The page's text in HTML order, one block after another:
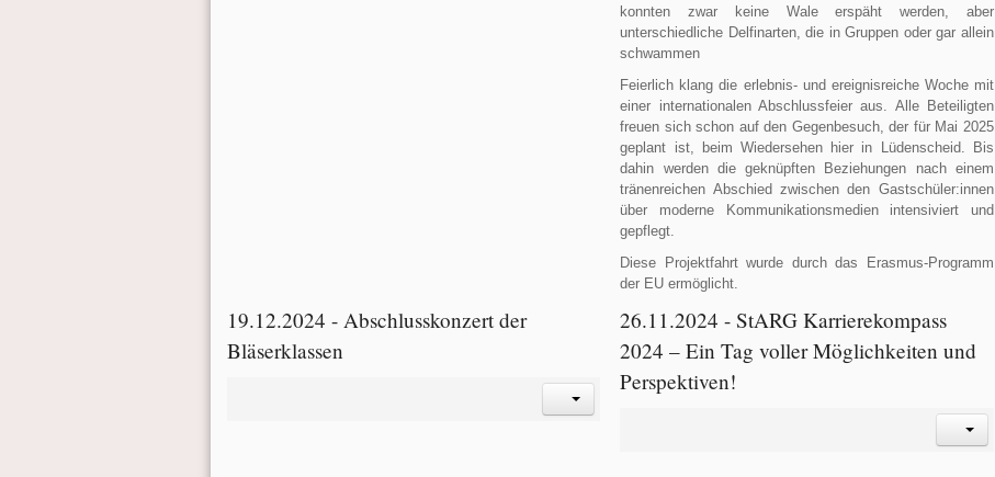
konnten zwar keine Wale erspäht werden, aber
unterschiedliche Delfinarten, die in Gruppen oder gar allein
schwammen
Feierlich klang die erlebnis- und ereignisreiche Woche mit
einer internationalen Abschlussfeier aus. Alle Beteiligten
freuen sich schon auf den Gegenbesuch, der für Mai 2025
geplant ist, beim Wiedersehen hier in Lüdenscheid. Bis
dahin werden die geknüpften Beziehungen nach einem
tränenreichen Abschied zwischen den Gastschüler:innen
über moderne Kommunikationsmedien intensiviert und
gepflegt.
Diese Projektfahrt wurde durch das Erasmus-Programm
der EU ermöglicht.
19.12.2024 - Abschlusskonzert der
Bläserklassen
26.11.2024 - StARG Karrierekompass
2024 – Ein Tag voller Möglichkeiten und
Perspektiven!